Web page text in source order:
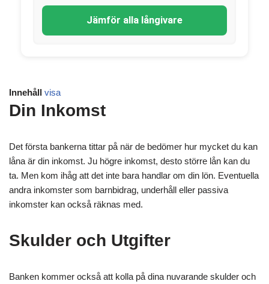
Jämför alla långivare
Innehåll visa
Din Inkomst
Det första bankerna tittar på när de bedömer hur mycket du kan
låna är din inkomst. Ju högre inkomst, desto större lån kan du
ta. Men kom ihåg att det inte bara handlar om din lön. Eventuella
andra inkomster som barnbidrag, underhåll eller passiva
inkomster kan också räknas med.
Skulder och Utgifter
Banken kommer också att kolla på dina nuvarande skulder och